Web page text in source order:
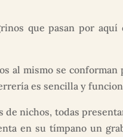
que pasan por aquí
al mismo se conforman
es sencilla y
nichos, todas
en su tímpano un